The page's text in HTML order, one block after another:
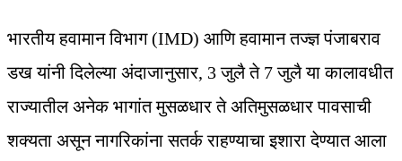
भारतीय हवामान विभाग (IMD) आणि हवामान तज्ज्ञ पंजाबराव
डख यांनी दिलेल्या अंदाजानुसार, 3 जुलै ते 7 जुलै या कालावधीत
राज्यातील अनेक भागांत मुसळधार ते अतिमुसळधार पावसाची
शक्यता असून नागरिकांना सतर्क राहण्याचा इशारा देण्यात आला